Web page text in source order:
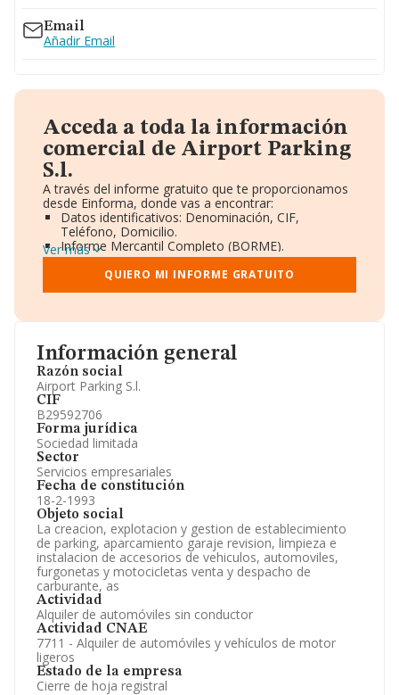
Información general
Razón social
Airport Parking S.l.
CIF
B29592706
Forma jurídica
Sociedad limitada
Sector
Servicios empresariales
Fecha de constitución
18-2-1993
Objeto social
La creacion, explotacion y gestion de establecimiento
de parking, aparcamiento garaje revision, limpieza e
instalacion de accesorios de vehiculos, automoviles,
furgonetas y motocicletas venta y despacho de
carburante, as
Actividad
Alquiler de automóviles sin conductor
Actividad CNAE
7711 - Alquiler de automóviles y vehículos de motor
ligeros
Estado de la empresa
Cierre de hoja registral
Email
Añadir Email
Acceda a toda la información
comercial de Airport Parking
S.l.
A través del informe gratuito que te proporcionamos
desde Einforma, donde vas a encontrar:
Datos identificativos: Denominación, CIF,
Teléfono, Domicilio.
Informe Mercantil Completo (BORME).
Gráficos de Evolución Ventas y Empleados.
Consejo de Administración y Administradores.
Directivos y Ejecutivos.
Información oficial y registral complementaria.
Ver más
QUIERO MI INFORME GRATUITO